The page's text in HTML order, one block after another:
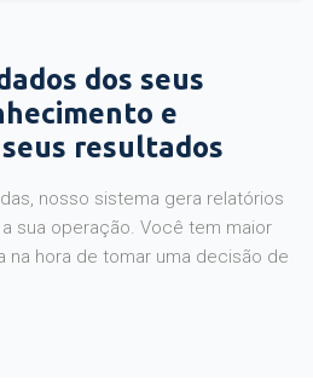
dos seus
e
resultados
nosso sistema gera relatórios
sua operação. Você tem maior
na hora de tomar uma decisão de